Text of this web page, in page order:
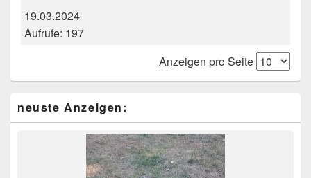
19.03.2024
Aufrufe: 197
Anzeigen pro Seite
Seitenleisten-
Widgetbereich
neuste Anzeigen: